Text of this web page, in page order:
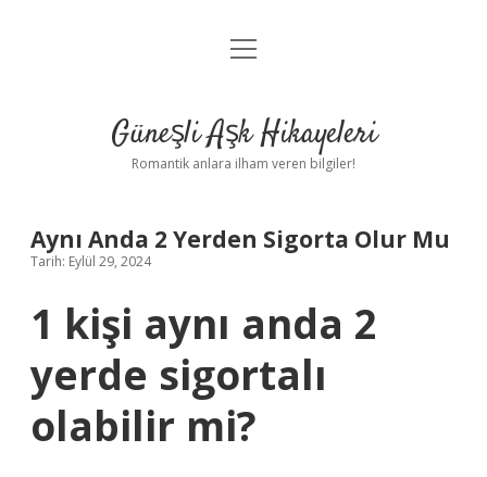
Anasayfa
Yasal Uyarı
menüyü
Güneşli Aşk Hikayeleri
Romantik anlara ilham veren bilgiler!
Aynı Anda 2 Yerden Sigorta Olur Mu
Tarih: Eylül 29, 2024
1 kişi aynı anda 2
yerde sigortalı
olabilir mi?